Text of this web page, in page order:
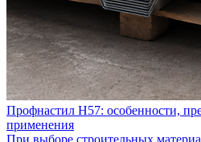
Профнастил Н57: особенности,
применения
При выборе строительных